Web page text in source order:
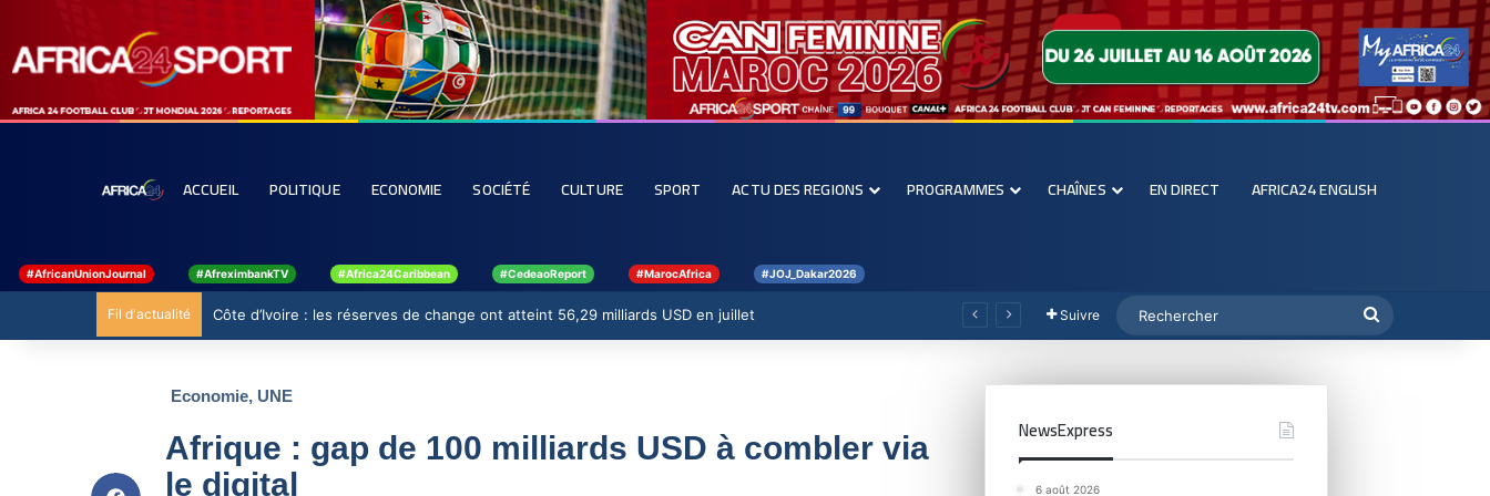
ACCUEIL POLITIQUE ECONOMIE SOCIÉTÉ CULTURE SPORT ACTU DES REGIONS PROGRAMMES CHAÎNES EN DIRECT AFRICA24 ENGLISH
#AfricanUnionJournal #AfreximbankTV #Africa24Caribbean #CedeaoReport #MarocAfrica #JOJ_Dakar2026
Fil d'actualité Côte d’Ivoire : les réserves de change ont atteint 56,29 milliards USD en juillet Suivre
Economie, UNE
Afrique : gap de 100 milliards USD à combler via
le digital
NewsExpress
6 août 2026